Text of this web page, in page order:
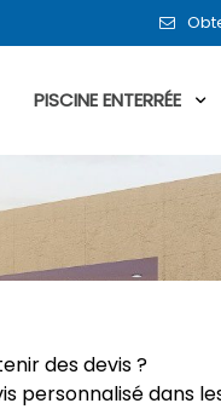
PISCINE ENTERRÉE
des devis ?
personnalisé dans